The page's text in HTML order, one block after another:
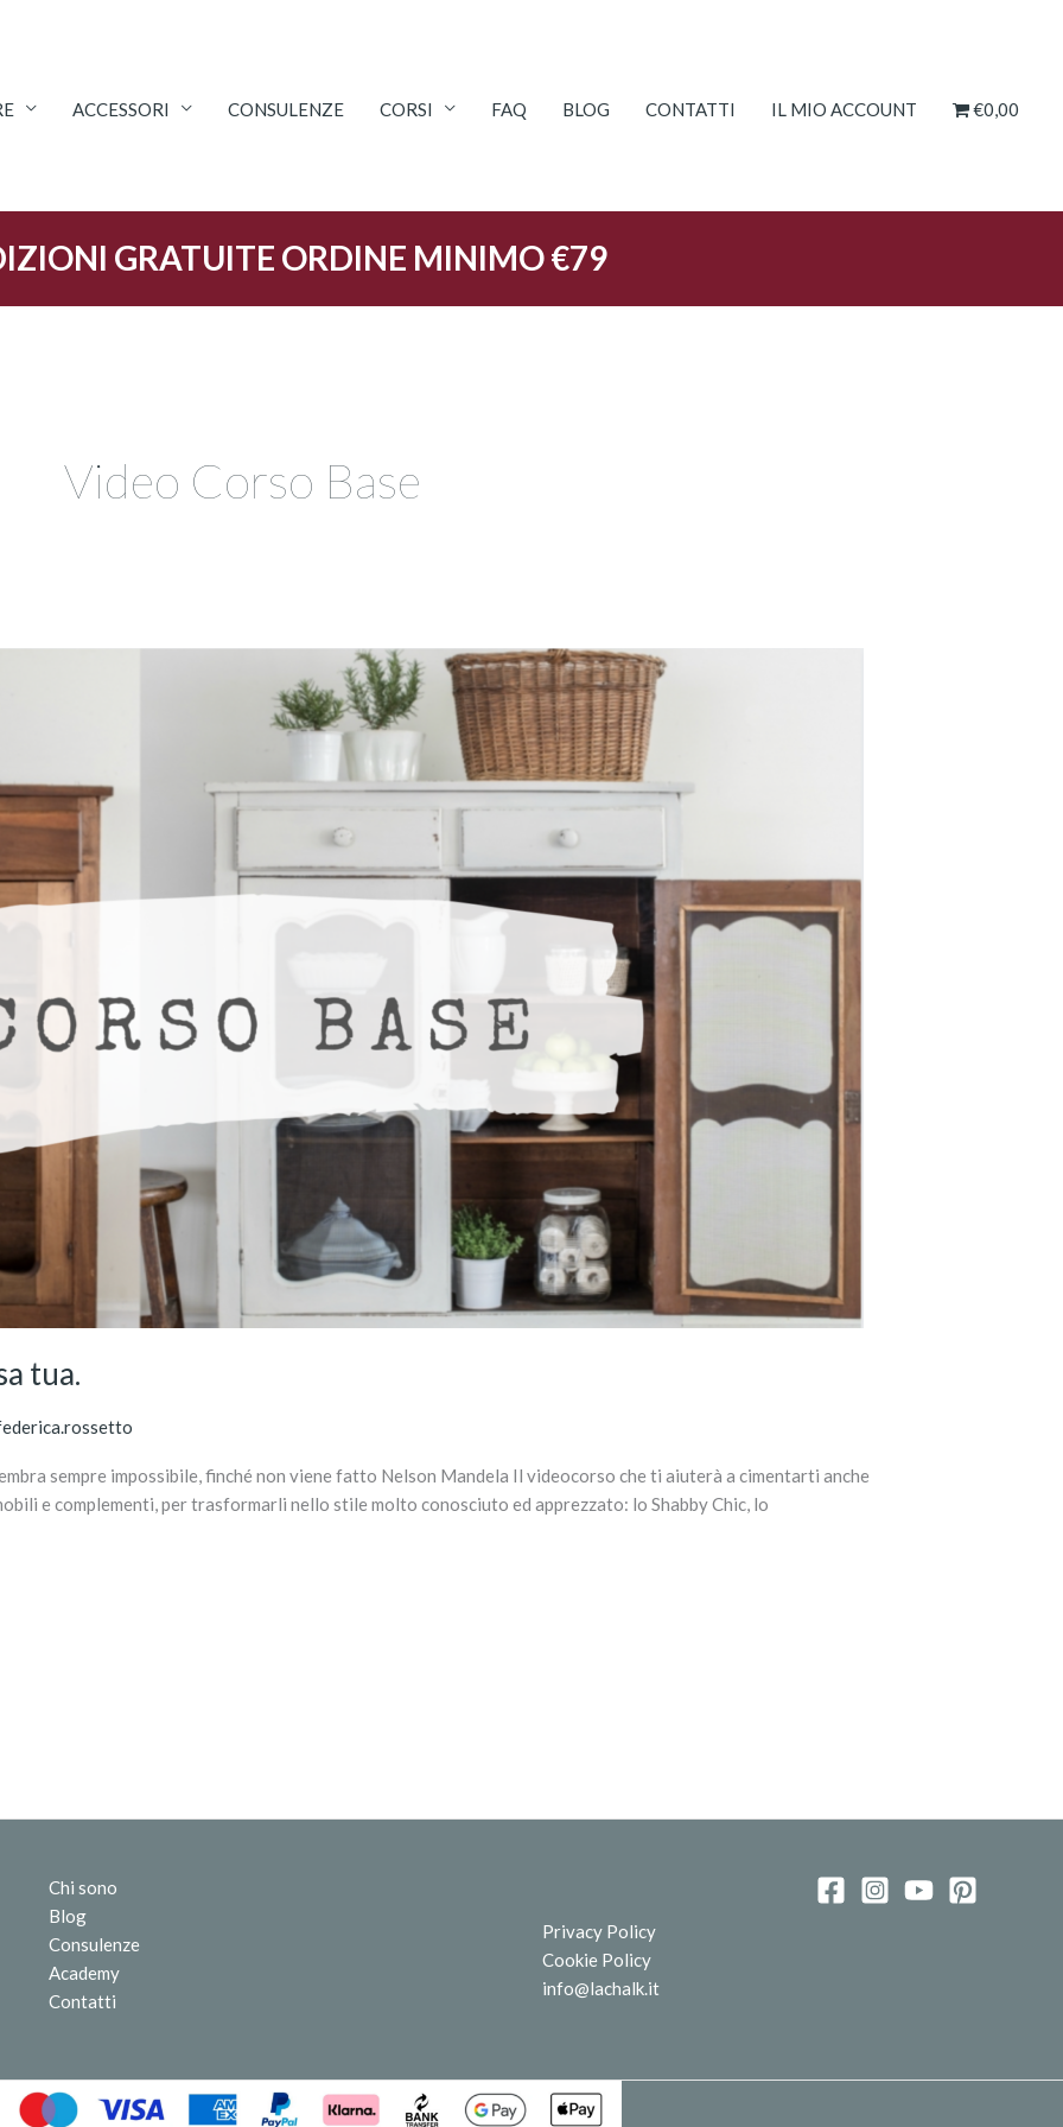
ACCESSORI CONSULENZE CORSI FAQ BLOG CONTATTI IL MIO ACCOUNT €0,00
GRATUITE ORDINE MINIMO €79
Video Corso Base
tua.
sempre impossibile, finché non viene fatto Nelson Mandela Il videocorso che ti aiuterà a cimentarti anche
e complementi, per trasformarli nello stile molto conosciuto ed apprezzato: lo Shabby Chic, lo
Chi sono
Blog
Consulenze
Academy
Contatti
Privacy Policy
Cookie Policy
info@lachalk.it